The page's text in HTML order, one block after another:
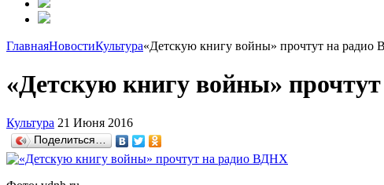
ГлавнаяНовостиКультура«Детскую книгу войны» прочтут на
«Детскую книгу войны»
Культура 21 Июня 2016
Поделиться…